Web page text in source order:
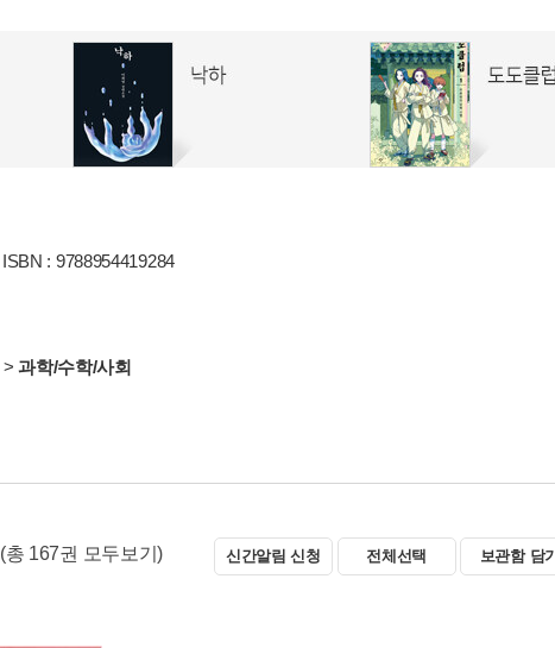
ISBN : 9788954419284
>과학/수학/사회
(총 167권 모두보기) 신간알림 신청 전체선택 보관함 담기